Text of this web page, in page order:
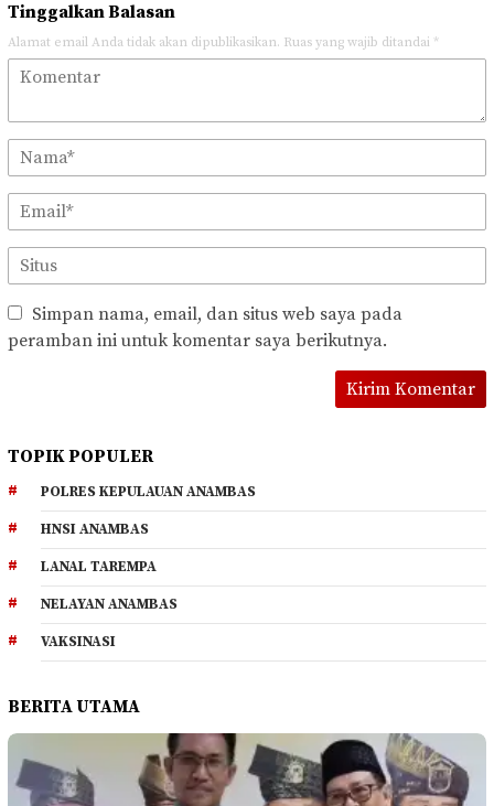
Tinggalkan Balasan
Alamat email Anda tidak akan dipublikasikan. Ruas yang wajib ditandai *
Simpan nama, email, dan situs web saya pada
peramban ini untuk komentar saya berikutnya.
TOPIK POPULER
POLRES KEPULAUAN ANAMBAS
HNSI ANAMBAS
LANAL TAREMPA
NELAYAN ANAMBAS
VAKSINASI
BERITA UTAMA